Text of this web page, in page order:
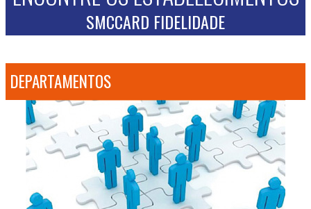
SMCCARD FIDELIDADE
DEPARTAMENTOS